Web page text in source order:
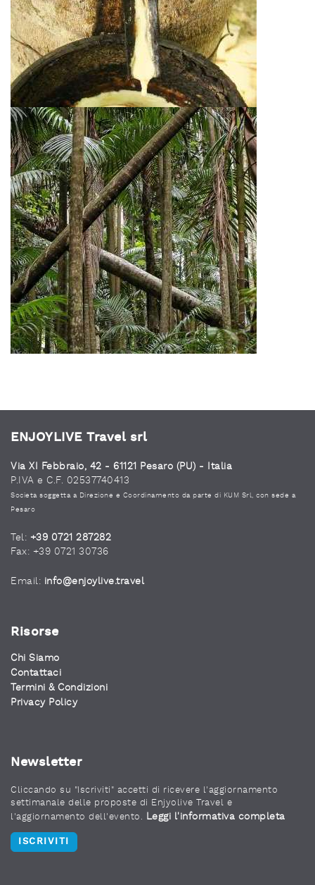
ENJOYLIVE Travel srl
Via XI Febbraio, 42 - 61121 Pesaro (PU) - Italia
P.IVA e C.F. 02537740413
Società soggetta a Direzione e Coordinamento da parte di KUM Srl, con sede a
Pesaro
Tel: +39 0721 287282
Fax: +39 0721 30736
Email: info@enjoylive.travel
Risorse
Chi Siamo
Contattaci
Termini & Condizioni
Privacy Policy
Newsletter
Cliccando su "Iscriviti" accetti di ricevere l'aggiornamento
settimanale delle proposte di Enjyolive Travel e
l'aggiornamento dell'evento.
Leggi l'informativa completa
ISCRIVITI